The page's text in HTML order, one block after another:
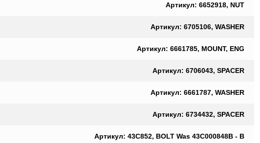
Артикул: 6652918, NUT
Артикул: 6705106, WASHER
Артикул: 6661785, MOUNT, ENG
Артикул: 6706043, SPACER
Артикул: 6661787, WASHER
Артикул: 6734432, SPACER
Артикул: 43C852, BOLT Was 43C000848B - B